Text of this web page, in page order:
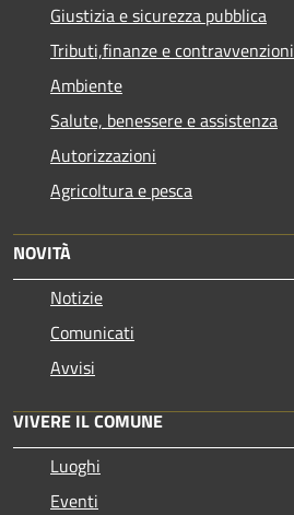
Giustizia e sicurezza pubblica
Tributi,finanze e contravvenzioni
Ambiente
Salute, benessere e assistenza
Autorizzazioni
Agricoltura e pesca
NOVITÀ
Notizie
Comunicati
Avvisi
VIVERE IL COMUNE
Luoghi
Eventi